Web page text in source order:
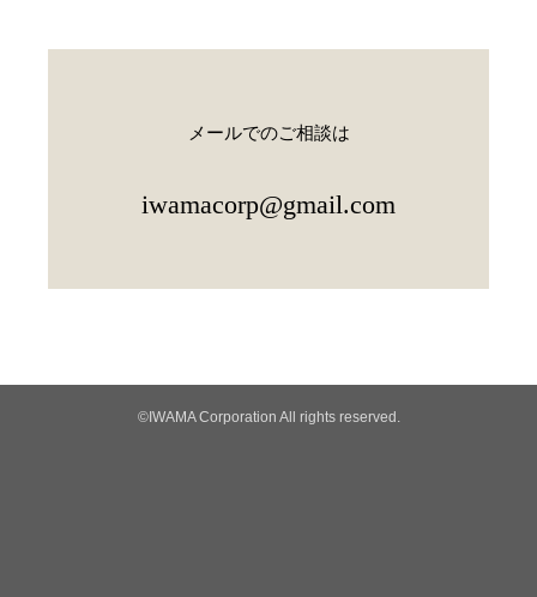
メールでのご相談は
iwamacorp@gmail.com
©IWAMA Corporation All rights reserved.